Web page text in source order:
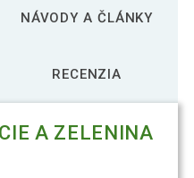
NÁVODY A ČLÁNKY
RECENZIA
A ZELENINA